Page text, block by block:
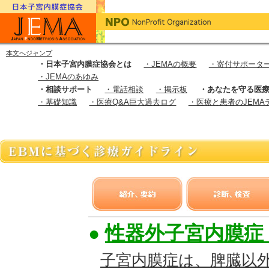
本文へジャンプ
・日本子宮内膜症協会とは ・JEMAの概要
・寄付サポータ
・JEMAのあゆみ
・相談サポート
・電話相談 ・掲示板
・あなたを守る医
・基礎知識
・医療Q&A巨大過去ログ ・医療と患者のJEMA
●性器外子宮内膜
子宮内膜症は、脾臓以